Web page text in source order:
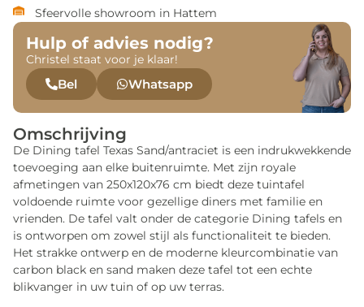
Sfeervolle showroom in Hattem
Hulp of advies nodig?
Christel staat voor je klaar!
Bel Whatsapp
Omschrijving
De Dining tafel Texas Sand/antraciet is een indrukwekkende
toevoeging aan elke buitenruimte. Met zijn royale
afmetingen van 250x120x76 cm biedt deze tuintafel
voldoende ruimte voor gezellige diners met familie en
vrienden. De tafel valt onder de categorie Dining tafels en
is ontworpen om zowel stijl als functionaliteit te bieden.
Het strakke ontwerp en de moderne kleurcombinatie van
carbon black en sand maken deze tafel tot een echte
blikvanger in uw tuin of op uw terras.